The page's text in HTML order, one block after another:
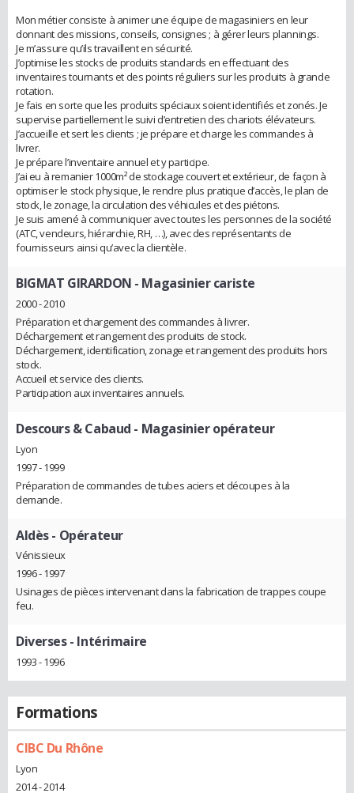
Mon métier consiste à animer une équipe de magasiniers en leur
donnant des missions, conseils, consignes ; à gérer leurs plannings.
Je m’assure qu’ils travaillent en sécurité.
J’optimise les stocks de produits standards en effectuant des
inventaires tournants et des points réguliers sur les produits à grande
rotation.
Je fais en sorte que les produits spéciaux soient identifiés et zonés. Je
supervise partiellement le suivi d’entretien des chariots élévateurs.
J’accueille et sert les clients ; je prépare et charge les commandes à
livrer.
Je prépare l’inventaire annuel et y participe.
J’ai eu à remanier 1000m² de stockage couvert et extérieur, de façon à
optimiser le stock physique, le rendre plus pratique d’accès, le plan de
stock, le zonage, la circulation des véhicules et des piétons.
Je suis amené à communiquer avec toutes les personnes de la société
(ATC, vendeurs, hiérarchie, RH, …), avec des représentants de
fournisseurs ainsi qu’avec la clientèle.
BIGMAT GIRARDON - Magasinier cariste
2000 - 2010
Préparation et chargement des commandes à livrer.
Déchargement et rangement des produits de stock.
Déchargement, identification, zonage et rangement des produits hors
stock.
Accueil et service des clients.
Participation aux inventaires annuels.
Descours & Cabaud - Magasinier opérateur
Lyon
1997 - 1999
Préparation de commandes de tubes aciers et découpes à la
demande.
Aldès- Opérateur
Vénissieux
1996 - 1997
Usinages de pièces intervenant dans la fabrication de trappes coupe
feu.
Diverses- Intérimaire
1993 - 1996
Formations
CIBC Du Rhône
Lyon
2014 - 2014